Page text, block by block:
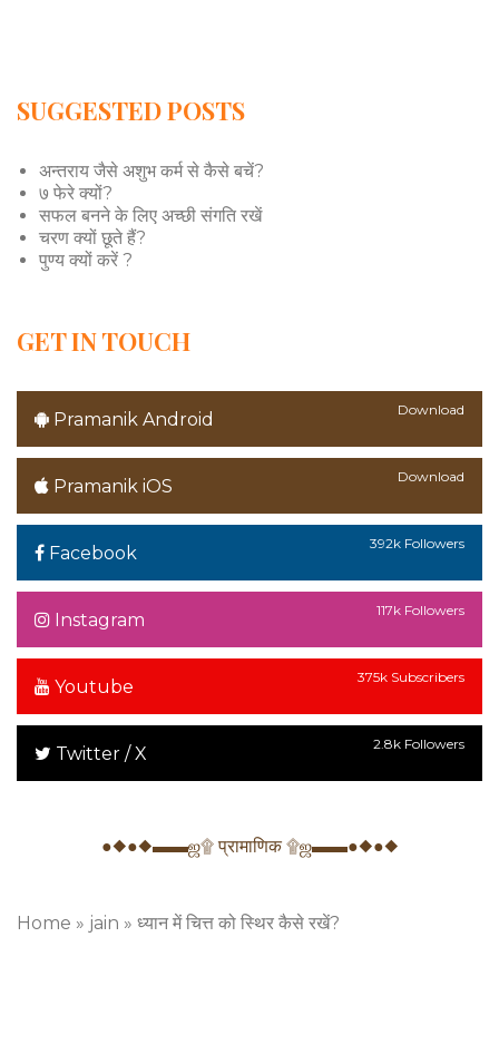
SUGGESTED POSTS
अन्तराय जैसे अशुभ कर्म से कैसे बचें?
७ फेरे क्यों?
सफल बनने के लिए अच्छी संगति रखें
चरण क्यों छूते हैं?
पुण्य क्यों करें ?
GET IN TOUCH
Pramanik Android Download
Pramanik iOS Download
Facebook 392k Followers
Instagram 117k Followers
Youtube 375k Subscribers
Twitter / X 2.8k Followers
●◆●◆▬▬ஜ۩ प्रामाणिक ۩ஜ▬▬●◆●◆
Home » jain » ध्यान में चित्त को स्थिर कैसे रखें?